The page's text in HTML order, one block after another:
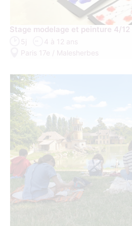
Stage modelage et peinture 4/12
5j
4 à 12 ans
Paris 17e / Malesherbes